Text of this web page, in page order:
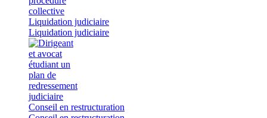
Liquidation judiciaire
Liquidation judiciaire
Conseil en restructuration